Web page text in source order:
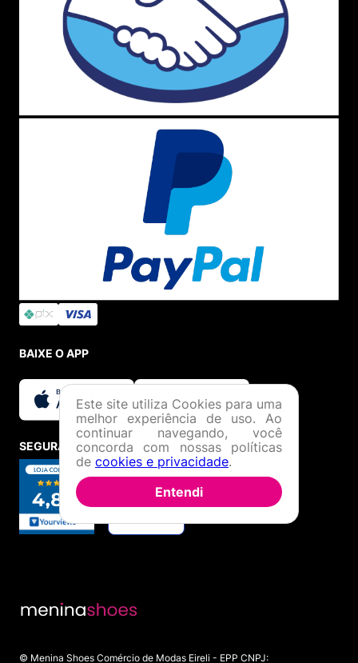
BAIXE O APP
SEGURANÇA E CREDIBILIDADE
© Menina Shoes Comércio de Modas Eireli - EPP CNPJ:
Este site utiliza Cookies para uma
melhor experiência de uso. Ao
continuar navegando, você
concorda com nossas políticas
de cookies e privacidade.
Entendi